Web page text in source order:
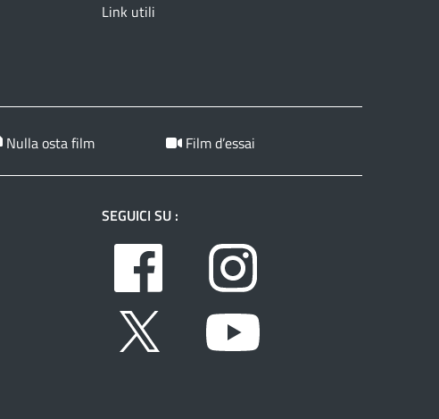
Link utili
Nulla osta film Film d’essai
SEGUICI SU :
Facebook
Twitter